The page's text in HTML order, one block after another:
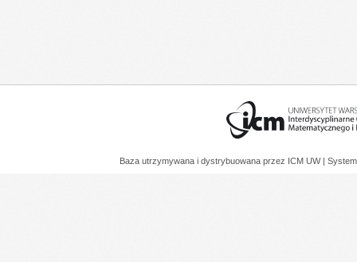
Baza utrzymywana i dystrybuowana przez ICM UW |